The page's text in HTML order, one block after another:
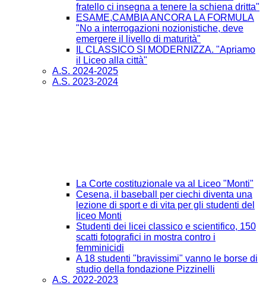
fratello ci insegna a tenere la schiena dritta"
ESAME,CAMBIA ANCORA LA FORMULA
"No a interrogazioni nozionistiche, deve
emergere il livello di maturità"
IL CLASSICO SI MODERNIZZA. "Apriamo
il Liceo alla città"
A.S. 2024-2025
A.S. 2023-2024
La Corte costituzionale va al Liceo "Monti"
Cesena, il baseball per ciechi diventa una
lezione di sport e di vita per gli studenti del
liceo Monti
Studenti dei licei classico e scientifico, 150
scatti fotografici in mostra contro i
femminicidi
A 18 studenti "bravissimi" vanno le borse di
studio della fondazione Pizzinelli
A.S. 2022-2023